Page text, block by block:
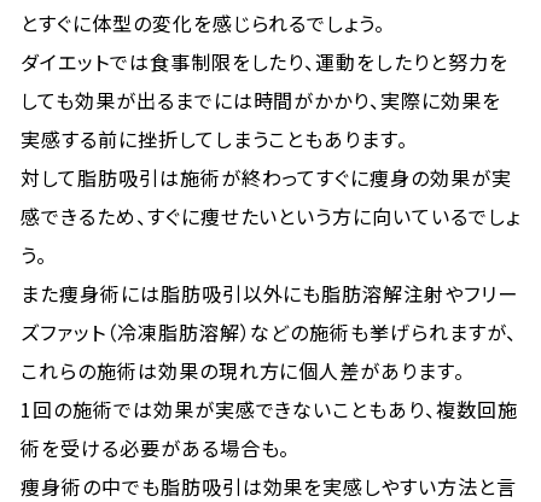
とすぐに体型の変化を感じられるでしょう。
ダイエットでは食事制限をしたり、運動をしたりと努力を
しても効果が出るまでには時間がかかり、実際に効果を
実感する前に挫折してしまうこともあります。
対して脂肪吸引は施術が終わってすぐに痩身の効果が実
感できるため、すぐに痩せたいという方に向いているでしょ
う。
また痩身術には脂肪吸引以外にも脂肪溶解注射やフリー
ズファット（冷凍脂肪溶解）などの施術も挙げられますが、
これらの施術は効果の現れ方に個人差があります。
1回の施術では効果が実感できないこともあり、複数回施
術を受ける必要がある場合も。
痩身術の中でも脂肪吸引は効果を実感しやすい方法と言